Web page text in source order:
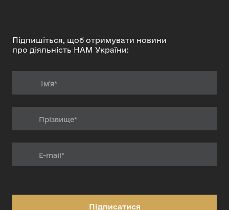
Підпишіться, щоб отримувати новини
про діяльність НАМ України:
Підписатися